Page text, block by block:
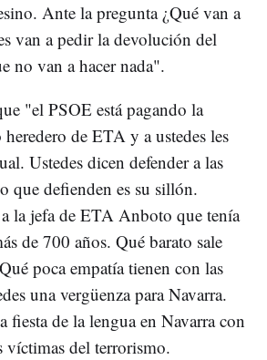
Ante la pregunta ¿Qué van a
van a pedir la devolución del
no van a hacer nada".
"el PSOE está pagando la
de ETA y a ustedes les
Ustedes dicen defender a las
que defienden es su sillón.
la jefa de ETA Anboto que tenía
de 700 años. Qué barato sale
poca empatía tienen con las
una vergüenza para Navarra.
fiesta de la lengua en Navarra con
del terrorismo.